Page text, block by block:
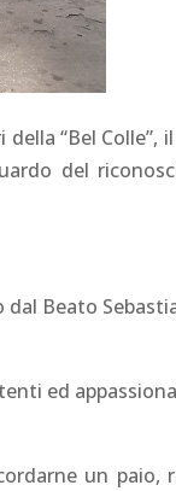
“Bel Colle”, il
del
Beato
ed
un paio,